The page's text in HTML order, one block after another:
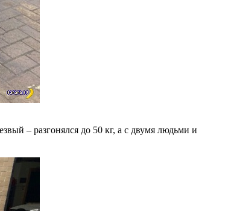
– разгонялся до 50 кг, а с двумя людьми и